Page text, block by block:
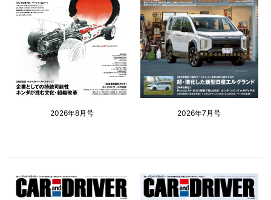
2026年8月号 2026年7月号